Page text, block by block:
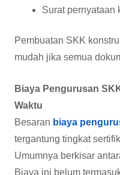
Surat pernyataan
Pembuatan SKK
mudah jika semua
Biaya Pengurusan
Waktu
Besaran biaya
tergantung tingkat
Umumnya berkisar
Biaya ini belum